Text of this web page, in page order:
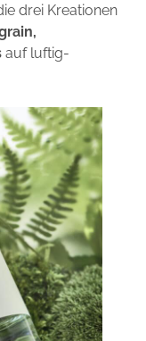
drei Kreationen
auf luftig-